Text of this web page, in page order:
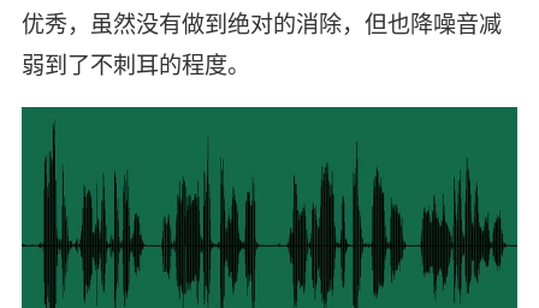
优秀，虽然没有做到绝对的消除，但也降噪音减
弱到了不刺耳的程度。